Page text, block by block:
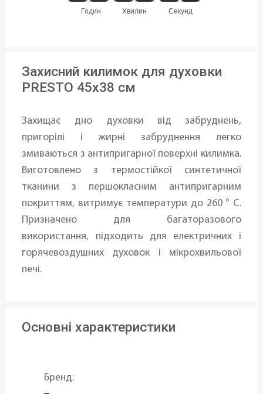
годин хвилин секунд
Захисний килимок для духовки
PRESTO 45x38 см
Захищає дно духовки від забруднень,
пригорілі і жирні забруднення легко
змиваються з антипригарної поверхні килимка.
Виготовлено з термостійкої синтетичної
тканини з першокласним антипригарним
покриттям, витримує температури до 260 ° C.
Призначено для багаторазового
використання, підходить для електричних і
горячевоздушних духовок і мікрохвильової
печі.
Основні характеристики
Бренд: